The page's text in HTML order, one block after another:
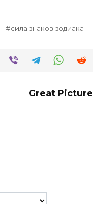
сила знаков зодиака
Great Picture